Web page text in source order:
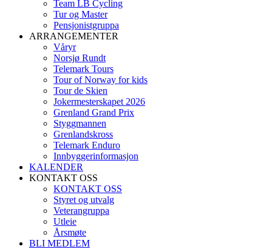
Team LB Cycling
Tur og Master
Pensjonistgruppa
ARRANGEMENTER
Våryr
Norsjø Rundt
Telemark Tours
Tour of Norway for kids
Tour de Skien
Jokermesterskapet 2026
Grenland Grand Prix
Styggmannen
Grenlandskross
Telemark Enduro
Innbyggerinformasjon
KALENDER
KONTAKT OSS
KONTAKT OSS
Styret og utvalg
Veterangruppa
Utleie
Årsmøte
BLI MEDLEM